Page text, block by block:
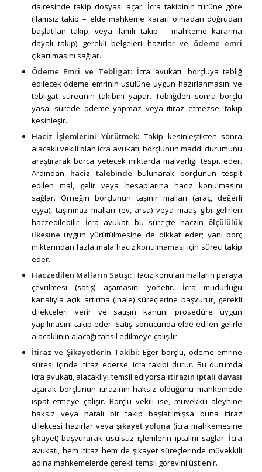
dairesinde takip dosyası açar. İcra takibinin türüne göre
(ilamsız takip – elde mahkeme kararı olmadan doğrudan
başlatılan takip, veya ilamlı takip – mahkeme kararına
dayalı takip) gerekli belgeleri hazırlar ve ödeme emri
çıkarılmasını sağlar.
Ödeme Emri ve Tebligat: İcra avukatı, borçluya tebliğ
edilecek ödeme emrinin usulüne uygun hazırlanmasını ve
tebligat sürecinin takibini yapar. Tebliğden sonra borçlu
yasal sürede ödeme yapmaz veya itiraz etmezse, takip
kesinleşir.
Haciz İşlemlerini Yürütmek: Takip kesinleştikten sonra
alacaklı vekili olan icra avukatı, borçlunun maddi durumunu
araştırarak borca yetecek miktarda malvarlığı tespit eder.
Ardından haciz talebinde bulunarak borçlunun tespit
edilen mal, gelir veya hesaplarına haciz konulmasını
sağlar. Örneğin borçlunun taşınır malları (araç, değerli
eşya), taşınmaz malları (ev, arsa) veya maaş gibi gelirleri
haczedilebilir. İcra avukatı bu süreçte haczin ölçülülük
ilkesine uygun yürütülmesine de dikkat eder; yani borç
miktarından fazla mala haciz konulmaması için süreci takip
eder.
Haczedilen Malların Satışı: Haciz konulan malların paraya
çevrilmesi (satış) aşamasını yönetir. İcra müdürlüğü
kanalıyla açık artırma (ihale) süreçlerine başvurur, gerekli
dilekçeleri verir ve satışın kanuni prosedüre uygun
yapılmasını takip eder. Satış sonucunda elde edilen gelirle
alacaklının alacağı tahsil edilmeye çalışılır.
İtiraz ve Şikayetlerin Takibi: Eğer borçlu, ödeme emrine
süresi içinde itiraz ederse, icra takibi durur. Bu durumda
icra avukatı, alacaklıyı temsil ediyorsa itirazın iptali davası
açarak borçlunun itirazının haksız olduğunu mahkemede
ispat etmeye çalışır. Borçlu vekili ise, müvekkili aleyhine
haksız veya hatalı bir takip başlatılmışsa buna itiraz
dilekçesi hazırlar veya şikayet yoluna (icra mahkemesine
şikayet) başvurarak usulsüz işlemlerin iptalini sağlar. İcra
avukatı, hem itiraz hem de şikayet süreçlerinde müvekkili
adına mahkemelerde gerekli temsil görevini üstlenir.